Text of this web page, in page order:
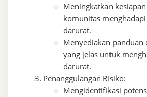
Meningkatkan
komunitas
darurat.
Menyediakan panduan
yang jelas untuk
darurat.
Penanggulangan Risiko:
Mengidentifikasi